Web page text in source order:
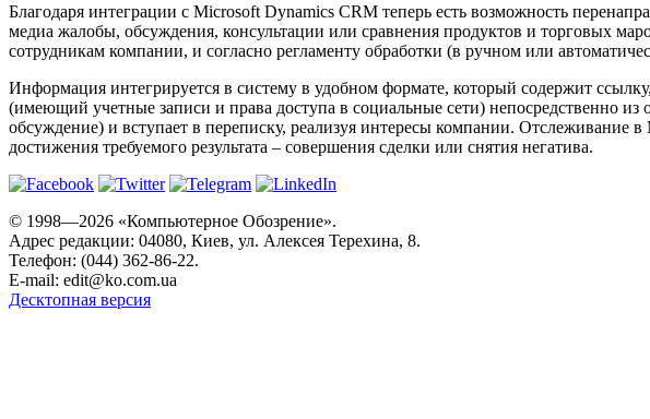
Благодаря интеграции с Microsoft Dynamics CRM теперь есть возможность
медиа жалобы, обсуждения, консультации или сравнения продуктов и торговых
сотрудникам компании, и согласно регламенту обработки (в ручном или
Информация интегрируется в систему в удобном формате, который содержит
(имеющий учетные записи и права доступа в социальные сети) непосредственно
обсуждение) и вступает в переписку, реализуя интересы компании. Отслеживание
достижения требуемого результата – совершения сделки или снятия негатива.
© 1998—2026 «Компьютерное Обозрение».
Адрес редакции: 04080, Киев, ул. Алексея Терехина, 8.
Телефон: (044) 362-86-22.
E-mail: edit@ko.com.ua
Десктопная версия